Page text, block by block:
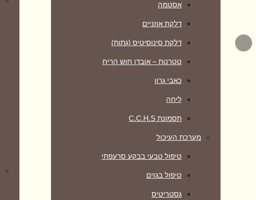
אסטמה
דלקת אוזניים
דלקת סינוסיטיס (גתות)
טטרנות – אובדן חוש הריח
כאבי גרון
ליחה
תסמונת C.C.H.S
מערכת העיכול
טיפול טבעי בבקע סרעפתי
טיפול בגזים
גסטריטיס